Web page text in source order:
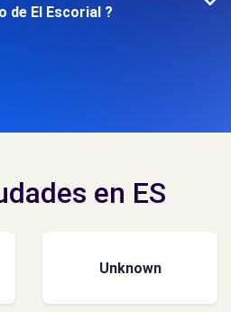
de El Escorial ?
en ES
Unknown